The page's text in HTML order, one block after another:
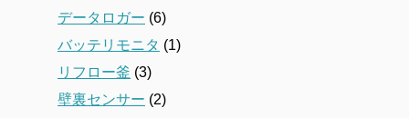
データロガー (6)
バッテリモニタ (1)
リフロー釜 (3)
壁裏センサー (2)